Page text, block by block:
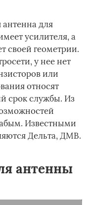
для
усилителя, а
своей геометрии.
у нее нет
или
относят
срок службы. Из
Известными
Дельта, ДМВ.
антенны